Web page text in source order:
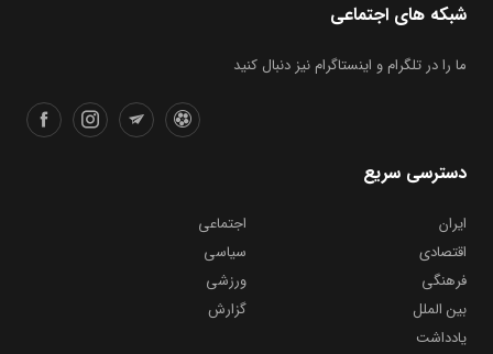
شبکه های اجتماعی
ما را در تلگرام و اینستاگرام نیز دنبال کنید
دسترسی سریع
ایران
اجتماعی
اقتصادی
سیاسی
فرهنگی
ورزشی
بین الملل
گزارش
یادداشت